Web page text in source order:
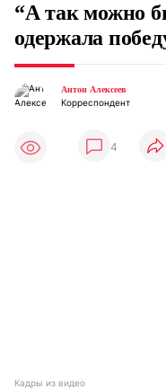
“А так можно
одержала
Антон Алексеев
Корреспондент
4
Кадры из видео